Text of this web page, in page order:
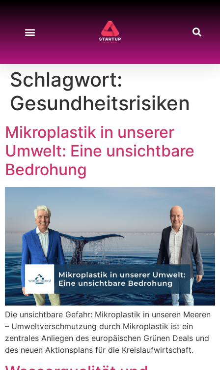
Schlagwort:
Gesundheitsrisiken
Mikroplastik in unserer
Umwelt: Eine unsichtbare
Bedrohung
Die unsichtbare Gefahr: Mikroplastik in unseren Meeren
– Umweltverschmutzung durch Mikroplastik ist ein
zentrales Anliegen des europäischen Grünen Deals und
des neuen Aktionsplans für die Kreislaufwirtschaft.